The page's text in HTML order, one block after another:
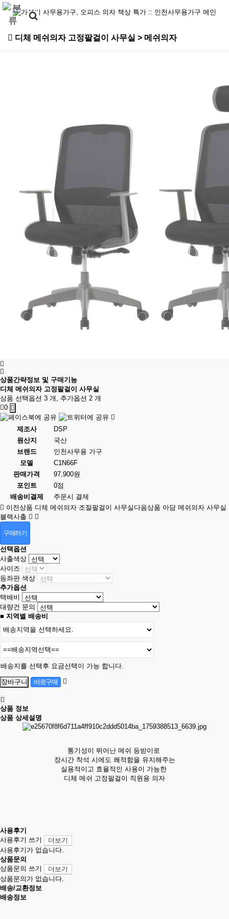
디체 메쉬의자 고정팔걸이 사무실 > 메쉬의자
상품간략정보 및 구매기능
디체 메쉬의자 고정팔걸이 사무실
상품 선택옵션 3 개, 추가옵션 2 개
0
제조사
DSP
원산지
국산
브랜드
인천사무용 가구
모델
C1N66F
판매가격
97,900원
포인트
0점
배송비결제
주문시 결제
이전상품 디체 메쉬의자 조절팔걸이 사무실 다음상품 아담 메쉬의자 사무실
블랙사출
구매하기
선택옵션
사출색상
사이즈
등좌판 색상
추가옵션
택배비
대량건 문의
■ 지역별 배송비
배송지를 선택후 요금선택이 가능 합니다.
상품 정보
상품 상세설명
통기성이 뛰어난 메쉬 등받이로
장시간 착석 시에도 쾌적함을 유지해주는
실용적이고 효율적인 사용이 가능한
디체 메쉬 고정팔걸이 직원용 의자
사용후기
사용후기 쓰기
더보기
사용후기가 없습니다.
상품문의
상품문의 쓰기
더보기
상품문의가 없습니다.
배송/교환정보
배송정보